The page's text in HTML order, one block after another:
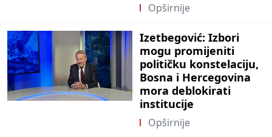
Opširnije
Izetbegović: Izbori
mogu promijeniti
političku konstelaciju,
Bosna i Hercegovina
mora deblokirati
institucije
Opširnije